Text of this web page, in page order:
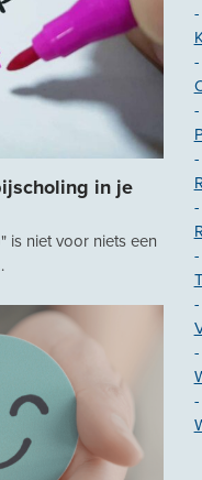
in je
is niet voor niets een
-
-
-
-
-
-
-
-
-